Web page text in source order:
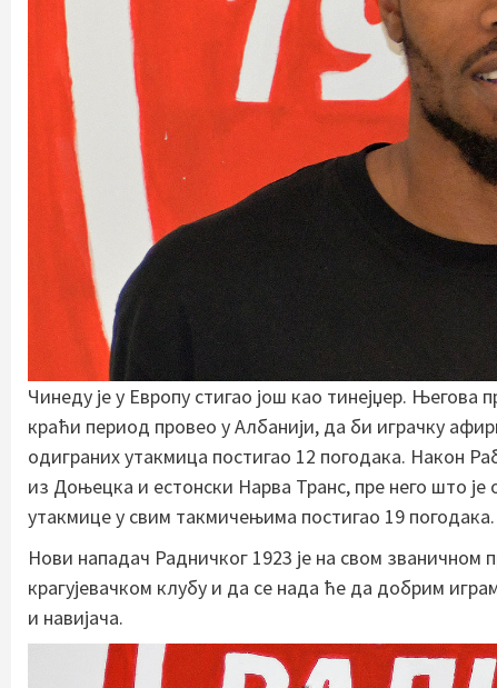
Чинеду је у Европу стигао још као тинејџер. Његова
краћи период провео у Албанији, да би играчку
одиграних утакмица постигао 12 погодака. Након
из Доњецка и естонски Нарва Транс, пре него што је
утакмице у свим такмичењима постигао 19 погодака.
Нови нападач Радничког 1923 је на свом званичном
крагујевачком клубу и да се нада ће да добрим
и навијача.